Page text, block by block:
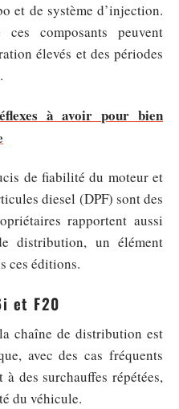
et de système d’injection.
composants peuvent
élevés et des périodes
à avoir pour bien
de fiabilité du moteur et
diesel (DPF) sont des
rapportent aussi
distribution, un élément
ces éditions.
et F20
chaîne de distribution est
avec des cas fréquents
des surchauffes répétées,
du véhicule.